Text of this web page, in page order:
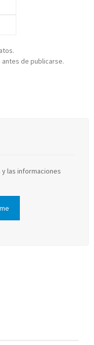
de publicarse.
las informaciones